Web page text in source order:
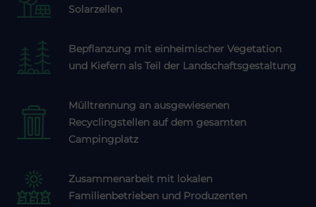
Solarzellen
Bepflanzung mit einheimischer Vegetation
und Kiefern als Teil der Landschaftsgestaltung
Mülltrennung an ausgewiesenen
Recyclingstellen auf dem gesamten
Campingplatz
Zusammenarbeit mit lokalen
Familienbetrieben und Produzenten